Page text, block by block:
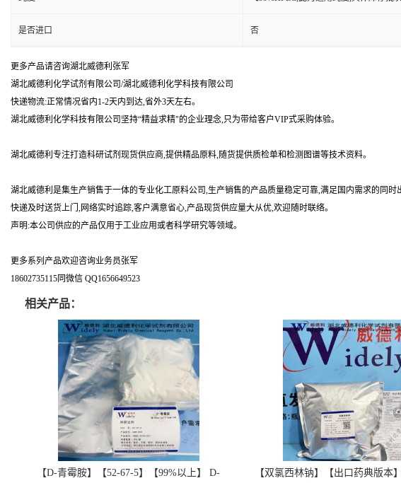
是否进口 否
更多产品请咨询湖北威德利张军
湖北威德利化学试剂有限公司/湖北威德利化学科技有限公司
快递物流:正常情况省内1-2天内到达,省外3天左右。
湖北威德利化学科技有限公司坚持“精益求精"的企业理念,只为带给客户VIP式采购体验。
湖北威德利专注打造科研试剂现货供应商,提供精品原料,随货提供质检单和检测图谱等技术资料。
湖北威德利是集生产销售于一体的专业化工原料公司,生产销售的产品质量稳定可靠,满足国内需求的同时
快递及时送货上门,网络实时追踪,客户满意省心,产品现货供应量大从优,欢迎随时联络。
声明:本公司供应的产品仅用于工业应用或者科学研究等领域。
更多系列产品欢迎咨询业务员张军
18602735115同微信 QQ1656649523
相关产品：
【D-青霉胺】【52-67-5】【99%以上】 D- 【双氯西林钠】【出口药典版本